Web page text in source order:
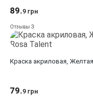
89.9 грн
Отзывы 3
Краска акриловая,
79.9 грн